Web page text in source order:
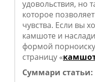
удовольствия, но
которое
чувства. Если вы
камшоте и
формой
страницу «
Суммари статьи: